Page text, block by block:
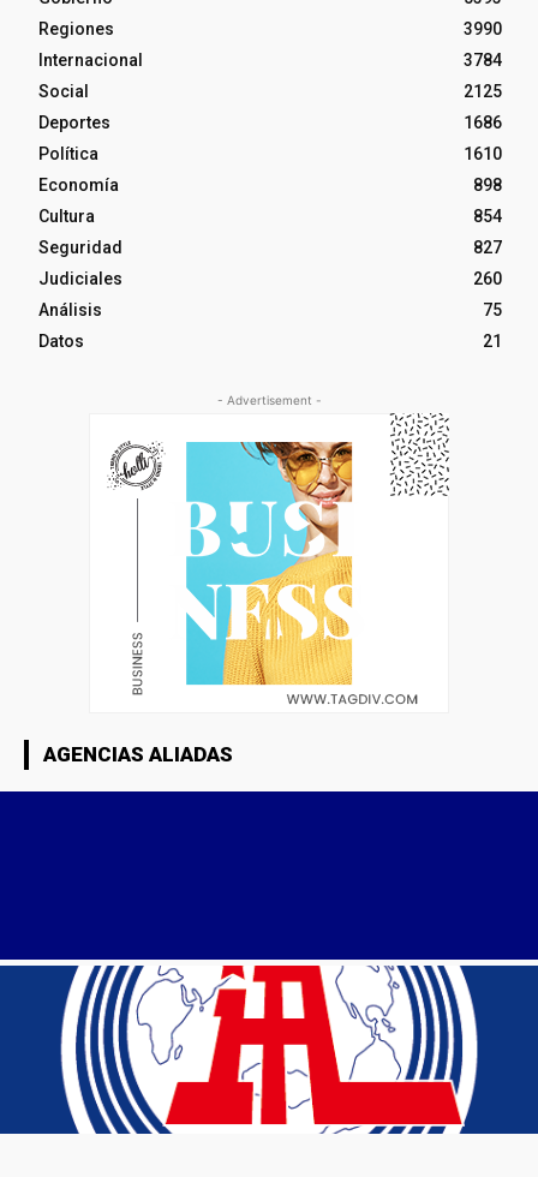
Regiones
3990
Internacional
3784
Social
2125
Deportes
1686
Política
1610
Economía
898
Cultura
854
Seguridad
827
Judiciales
260
Análisis
75
Datos
21
- Advertisement -
AGENCIAS ALIADAS